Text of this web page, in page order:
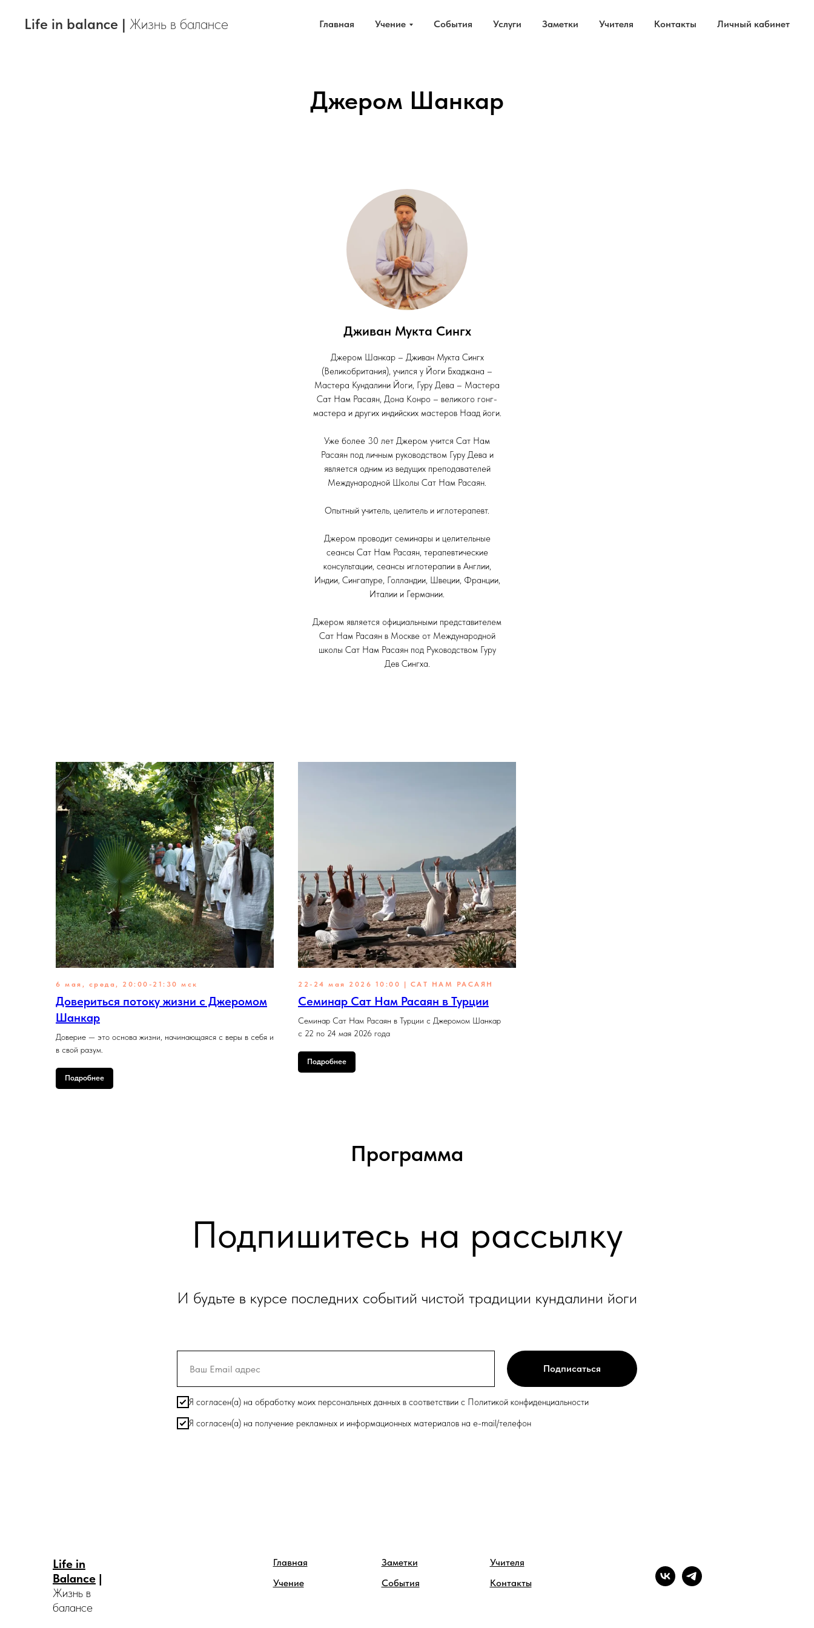
Life in balance | Жизнь в балансе Главная Учение События Услуги Заметки Учителя Контакты Личный кабинет
Джером Шанкар
Дживан Мукта Сингх
Джером Шанкар – Дживан Мукта Сингх
(Великобритания), учился у Йоги Бхаджана –
Мастера Кундалини Йоги, Гуру Дева – Мастера
Сат Нам Расаян, Дона Конро – великого гонг-
мастера и других индийских мастеров Наад йоги.
Уже более 30 лет Джером учится Сат Нам
Расаян под личным руководством Гуру Дева и
является одним из ведущих преподавателей
Международной Школы Сат Нам Расаян.
Опытный учитель, целитель и иглотерапевт.
Джером проводит семинары и целительные
сеансы Сат Нам Расаян, терапевтические
консультации, сеансы иглотерапии в Англии,
Индии, Сингапуре, Голландии, Швеции, Франции,
Италии и Германии.
Джером является официальными представителем
Сат Нам Расаян в Москве от Международной
школы Сат Нам Расаян под Руководством Гуру
Дев Сингха.
6 мая, среда, 20:00-21:30 мск
Довериться потоку жизни с Джеромом
Шанкар
Доверие — это основа жизни, начинающаяся с веры в себя и
в свой разум.
Подробнее
22-24 мая 2026 10:00 | САТ НАМ РАСАЯН
Семинар Сат Нам Расаян в Турции
Семинар Сат Нам Расаян в Турции с Джеромом Шанкар
с 22 по 24 мая 2026 года
Подробнее
Программа
Подпишитесь на рассылку
И будьте в курсе последних событий чистой традиции кундалини йоги
Я согласен(а) на обработку моих персональных данных в соответствии с Политикой конфиденциальности
Я согласен(а) на получение рекламных и информационных материалов на e-mail/телефон
Подписаться
Life in
Balance |
Жизнь в
балансе
Главная
Учение
Заметки
События
Учителя
Контакты